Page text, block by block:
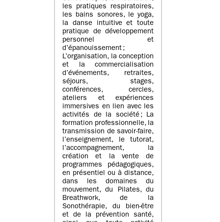
les pratiques respiratoires,
les bains sonores, le yoga,
la danse intuitive et toute
pratique de développement
personnel et
d’épanouissement ;
L’organisation, la conception
et la commercialisation
d’événements, retraites,
séjours, stages,
conférences, cercles,
ateliers et expériences
immersives en lien avec les
activités de la société ; La
formation professionnelle, la
transmission de savoir-faire,
l’enseignement, le tutorat,
l’accompagnement, la
création et la vente de
programmes pédagogiques,
en présentiel ou à distance,
dans les domaines du
mouvement, du Pilates, du
Breathwork, de la
Sonothérapie, du bien-être
et de la prévention santé,